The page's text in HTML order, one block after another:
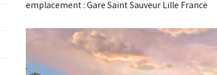
emplacement : Gare Saint Sauveur Lille France